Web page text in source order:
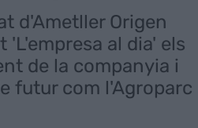
d'Ametller Origen
'L'empresa al dia' els
de la companyia i
futur com l'Agroparc